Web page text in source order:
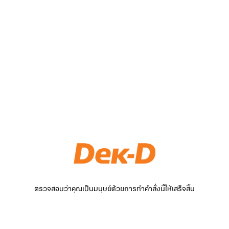
ตรวจสอบว่าคุณเป็นมนุษย์ด้วยการทำคำสั่งนี้ให้เสร็จสิ้น